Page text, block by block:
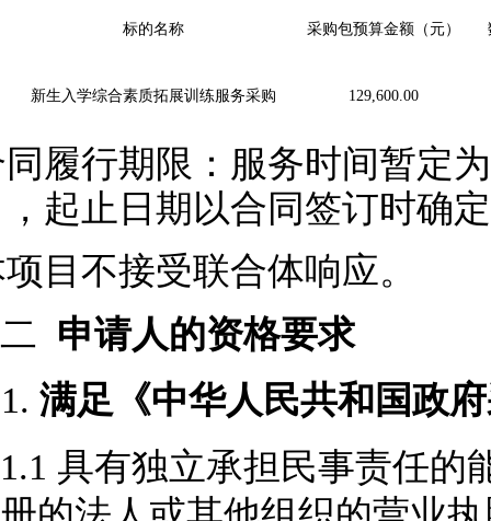
标的名称 采购包预算金额（元）
新生入学综合素质拓展训练服务采购 129,600.00
履行期限：服务时间暂定为
起止日期以合同签订时确
目 不接受联合体响应。
二 申请人的资格要求
1. 满足《中华人民共和国政
1.1 具有独立承担民事责任的